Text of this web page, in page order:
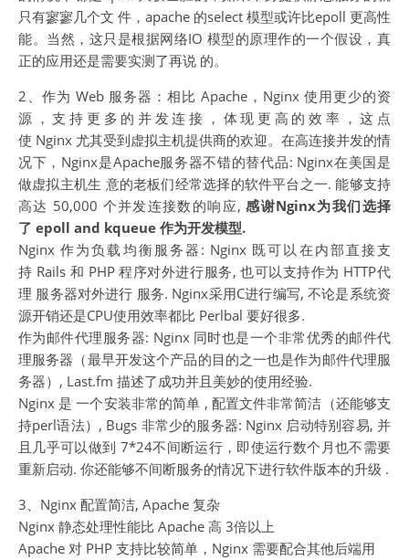
只有寥寥几个文 件，apache 的select 模型或许比epoll 更高性
能。当然，这只是根据网络IO 模型的原理作的一个假设，真
正的应用还是需要实测了再说 的。
2、作为 Web 服务器：相比 Apache，Nginx 使用更少的资
源，支持更多的并发连接，体现更高的效率，这点
使 Nginx 尤其受到虚拟主机提供商的欢迎。在高连接并发的情
况下，Nginx是Apache服务器不错的替代品: Nginx在美国是
做虚拟主机生 意的老板们经常选择的软件平台之一. 能够支持
高达 50,000 个并发连接数的响应,感谢Nginx为我们选择
了 epoll and kqueue 作为开发模型.
Nginx 作为负载均衡服务器: Nginx 既可以在内部直接支
持 Rails 和 PHP 程序对外进行服务, 也可以支持作为 HTTP代
理 服务器对外进行 服务. Nginx采用C进行编写, 不论是系统资
源开销还是CPU使用效率都比 Perlbal 要好很多.
作为邮件代理服务器: Nginx 同时也是一个非常优秀的邮件代
理服务器（最早开发这个产品的目的之一也是作为邮件代理服
务器）, Last.fm 描述了成功并且美妙的使用经验.
Nginx 是 一个安装非常的简单 , 配置文件非常简洁（还能够支
持perl语法）, Bugs 非常少的服务器: Nginx 启动特别容易, 并
且几乎可以做到 7*24不间断运行，即使运行数个月也不需要
重新启动. 你还能够不间断服务的情况下进行软件版本的升级 .
3、Nginx 配置简洁, Apache 复杂
Nginx 静态处理性能比 Apache 高 3倍以上
Apache 对 PHP 支持比较简单，Nginx 需要配合其他后端用